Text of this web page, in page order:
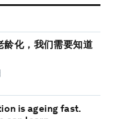
龄化，我们需要知道
is ageing fast.